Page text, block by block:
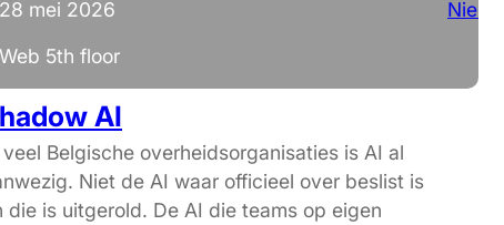
28 mei 2026
Web 5th floor
Nieuws
AI
veel Belgische overheidsorganisaties is AI al
Niet de AI waar officieel over beslist is
die is uitgerold. De AI die teams op eigen